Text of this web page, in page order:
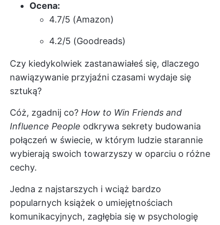
Ocena:
4.7/5 (Amazon)
4.2/5 (Goodreads)
Czy kiedykolwiek zastanawiałeś się, dlaczego
nawiązywanie przyjaźni czasami wydaje się
sztuką?
Cóż, zgadnij co? How to Win Friends and
Influence People odkrywa sekrety budowania
połączeń w świecie, w którym ludzie starannie
wybierają swoich towarzyszy w oparciu o różne
cechy.
Jedna z najstarszych i wciąż bardzo
popularnych książek o umiejętnościach
komunikacyjnych, zagłębia się w psychologię